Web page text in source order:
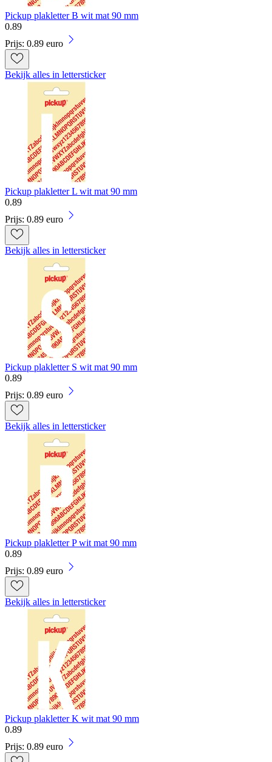
Pickup plakletter B wit mat 90 mm
0.89
Prijs: 0.89 euro
Bekijk alles in lettersticker
Pickup plakletter L wit mat 90 mm
0.89
Prijs: 0.89 euro
Bekijk alles in lettersticker
Pickup plakletter S wit mat 90 mm
0.89
Prijs: 0.89 euro
Bekijk alles in lettersticker
Pickup plakletter P wit mat 90 mm
0.89
Prijs: 0.89 euro
Bekijk alles in lettersticker
Pickup plakletter K wit mat 90 mm
0.89
Prijs: 0.89 euro